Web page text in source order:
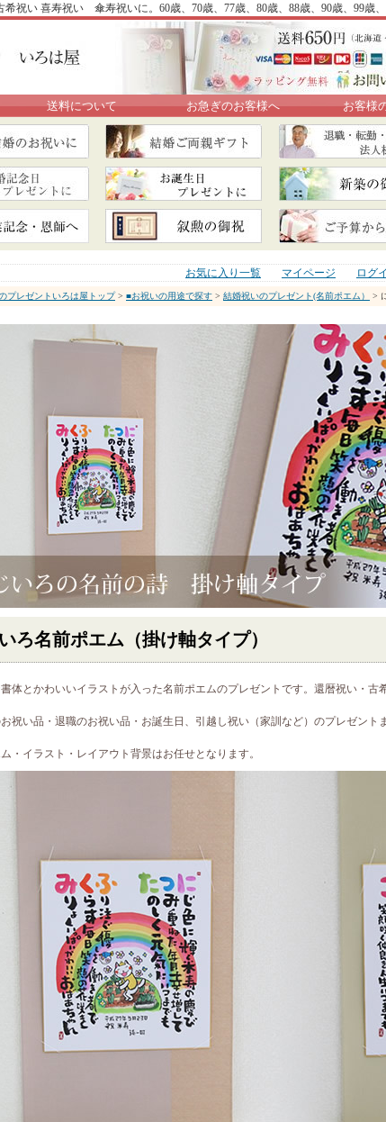
祝い 喜寿祝い 傘寿祝いに。60歳、70歳、77歳、80歳、88歳、90歳、99歳
送料について お急ぎのお客様へ お客様
お気に入り一覧 マイページ ログ
プレゼントいろは屋トップ> ■お祝いの用途で探す > 結婚祝いのプレゼント(名前ポエム） >
ろ名前ポエム（掛け軸タイプ）
体とかわいいイラストが入った名前ポエムのプレゼントです。還暦祝い・
祝い品・退職のお祝い品・お誕生日、引越し祝い（家訓など）のプレゼント
・イラスト・レイアウト背景はお任せとなります。